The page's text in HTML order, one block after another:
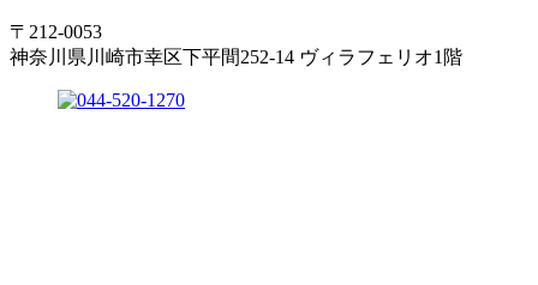
〒212-0053
神奈川県川崎市幸区下平間252-14 ヴィラフェリオ1階